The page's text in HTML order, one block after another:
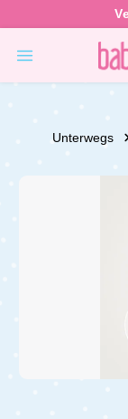
Unterwegs